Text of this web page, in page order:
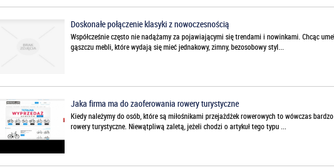
Doskonałe połączenie klasyki z nowoczesnością
Współcześnie często nie nadążamy za pojawiającymi się trendami i nowinkami. Chcąc
gąszczu mebli, które wydają się mieć jednakowy, zimny, bezosobowy styl...
Jaka firma ma do zaoferowania rowery turystyczne
Kiedy należymy do osób, które są miłośnikami przejażdżek rowerowych to wówczas
rowery turystyczne. Niewątpliwą zaletą, jeżeli chodzi o artykuł tego typu ...